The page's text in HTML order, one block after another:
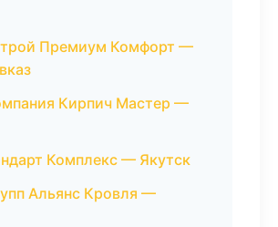
Премиум Комфорт —
Кирпич Мастер —
Комплекс — Якутск
Альянс Кровля —